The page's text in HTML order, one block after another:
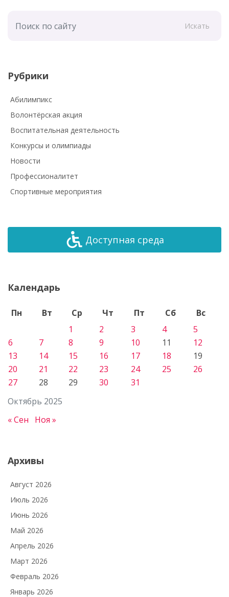
Искать
Рубрики
Абилимпикс
Волонтёрская акция
Воспитательная деятельность
Конкурсы и олимпиады
Новости
Профессионалитет
Спортивные мероприятия
Доступная среда
Календарь
Октябрь 2025
Пн Вт Ср Чт Пт Сб
Вс
1
2 3 4
5
6
7 8 9 10 11
12
13
14 15 16 17 18
19
20
21 22 23 24 25
26
27
28 29 30 31
« Сен Ноя »
Архивы
Август 2026
Июль 2026
Июнь 2026
Май 2026
Апрель 2026
Март 2026
Февраль 2026
Январь 2026